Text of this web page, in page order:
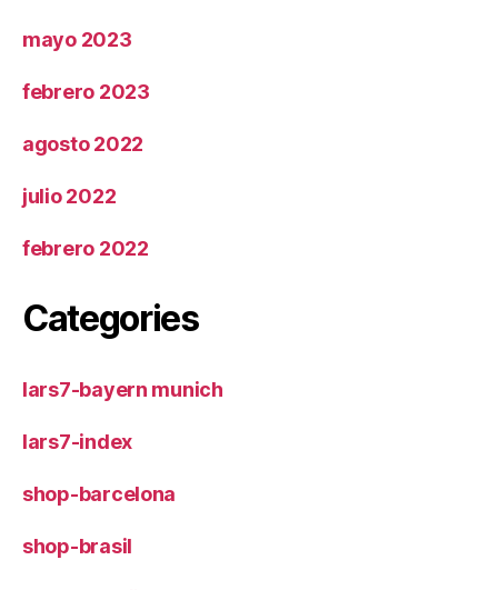
mayo 2023
febrero 2023
agosto 2022
julio 2022
febrero 2022
Categories
lars7-bayern munich
lars7-index
shop-barcelona
shop-brasil